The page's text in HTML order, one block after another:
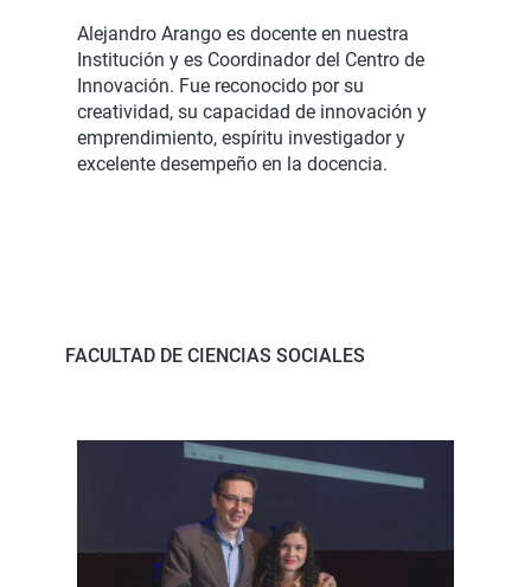
Alejandro Arango es docente en nuestra
Institución y es Coordinador del Centro de
Innovación. Fue reconocido por su
creatividad, su capacidad de innovación y
emprendimiento, espíritu investigador y
excelente desempeño en la docencia.
FACULTAD DE CIENCIAS SOCIALES